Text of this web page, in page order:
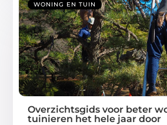
WONING EN TUIN
Overzichtsgids voor beter
tuinieren het hele jaar door